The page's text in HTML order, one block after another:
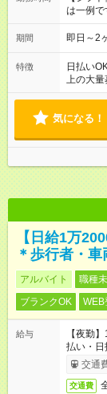
は一例で
期間 即日～2
特徴 日払い
上の大量
気になる！
【日給1万
＊歩行者・車
アルバイト 職種
ブランクOK
WEB
給与
【夜勤
払い・
交通
交通費